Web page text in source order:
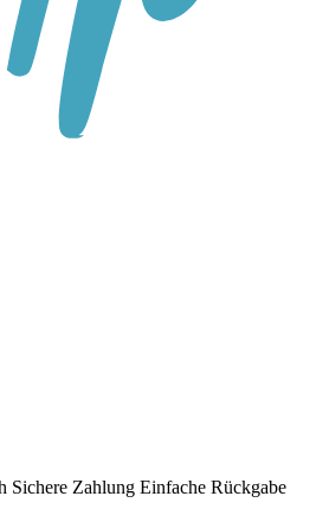
Sichere Zahlung Einfache Rückgabe